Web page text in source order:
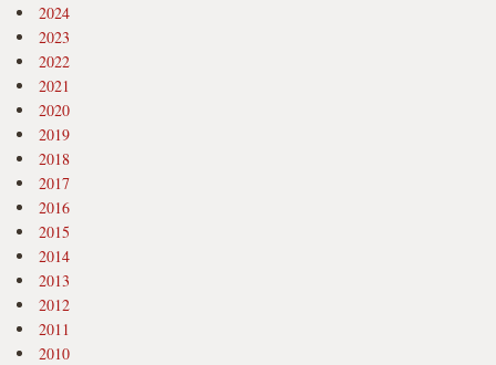
2024
2023
2022
2021
2020
2019
2018
2017
2016
2015
2014
2013
2012
2011
2010